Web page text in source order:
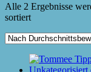
Alle 2 Ergebnisse
sortiert